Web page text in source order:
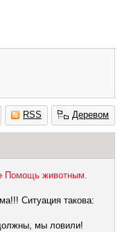
RSS Деревом
Помощь животным.
Ситуация такова:
мы ловили!